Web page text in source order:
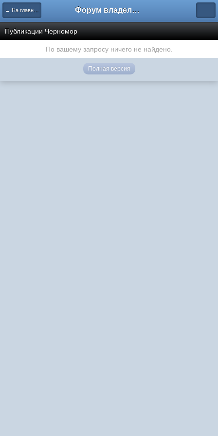
← На главную Форум владельцев интернет-магазинов
Публикации Черномор
По вашему запросу ничего не найдено.
Полная версия